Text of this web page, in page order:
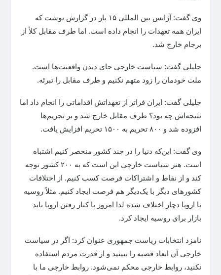
وی گفت: آژانس بین المللی ۱۵ بار در گزارش نوشت که
ایران همه تعهدات را انجام داده است. اما طرف مقابل کلاً از
برجام خارج شد.
جلیلی گفت: سیاست خارجی جای دیدن واقعیت‌ها است.
ملت خودمان را زود متهم نکنیم و طرف مقابل را تبرئه.
جلیلی گفت: ایران فراتر از تعهداتش اقداماتی را انجام داد اما
نتیجه‌اش چه بود؟ طرف مقابل خارج شد و بر تحریم‌ها
افزوده شد و ۸۰۰ تحریم به ۱۵۰۰ تحریم افزایش یافت.
وی گفت: این‌که دنیا را در چند کشور منحصر کنیم اشتباه
است. هنر سیاست خارجی این است که به ۲۰۰ کشور توجه
کند و از نقاط و اشتراکات فرصت کسب کنیم. از اختلافات
کشورهای دیگر با یک‌دیگر هم فرصت ایجاد کنیم. مثلاً روسیه
با اروپا دچار اختلاف شده لذا امروز با کنار رفتن اروپا باید
بازار برای روسیه ایجاد کرد.
نامزد انتخابات ریاست جمهوری عنوان کرد: اگر در سیاست
خارجی آن ابعاد قضیه را نبینید و از قدرت مردم استفاده
نکنید، روابط خارجی محکم نمی‌شود. روابط خارجی ما با